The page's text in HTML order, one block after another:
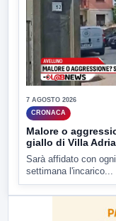
7 AGOSTO 2026
CRONACA
Malore o
giallo di Villa
Sarà affidato con
settimana l'incarico...